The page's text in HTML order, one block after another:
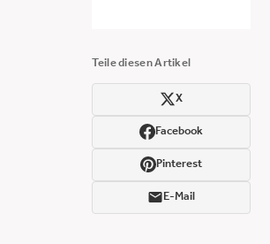
Teile diesen Artikel
X
Facebook
Pinterest
E-Mail